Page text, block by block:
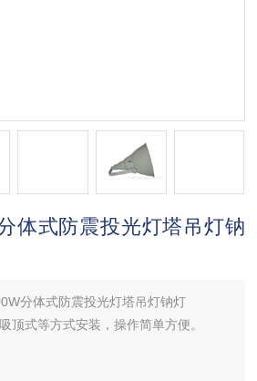
体式防震投光灯塔吊灯钠
分体式防震投光灯塔吊灯钠灯
顶式等方式安装，操作简单方便。